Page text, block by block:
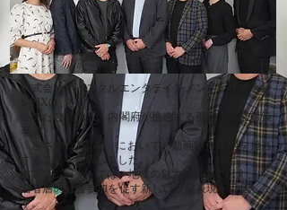
株式会社ボイスクルエンタテインメントと株式会社
S-FIXは、
このたび提携し、内閣府が推進する孤独・孤立対策
事業
「ささつなLFJ47」において、動画制作部門を担当
することを発表しました。
本プロジェクトでは、地域の魅力を映像で伝え、
若者層の社会参加を促す新しい映像表現を目指しま
す。